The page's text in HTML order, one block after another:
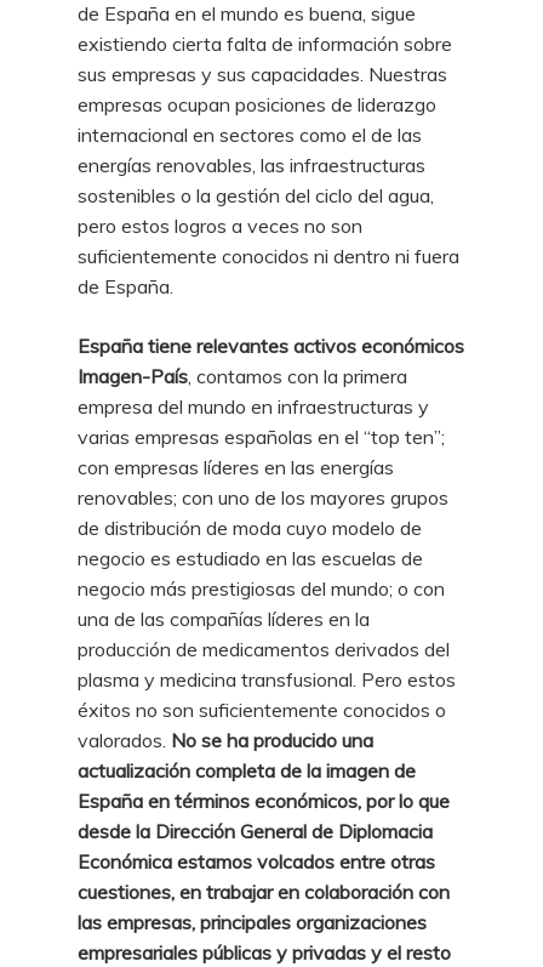
de España en el mundo es buena, sigue
existiendo cierta falta de información sobre
sus empresas y sus capacidades. Nuestras
empresas ocupan posiciones de liderazgo
internacional en sectores como el de las
energías renovables, las infraestructuras
sostenibles o la gestión del ciclo del agua,
pero estos logros a veces no son
suficientemente conocidos ni dentro ni fuera
de España.
España tiene relevantes activos económicos
Imagen-País, contamos con la primera
empresa del mundo en infraestructuras y
varias empresas españolas en el “top ten”;
con empresas líderes en las energías
renovables; con uno de los mayores grupos
de distribución de moda cuyo modelo de
negocio es estudiado en las escuelas de
negocio más prestigiosas del mundo; o con
una de las compañías líderes en la
producción de medicamentos derivados del
plasma y medicina transfusional. Pero estos
éxitos no son suficientemente conocidos o
valorados. No se ha producido una
actualización completa de la imagen de
España en términos económicos, por lo que
desde la Dirección General de Diplomacia
Económica estamos volcados entre otras
cuestiones, en trabajar en colaboración con
las empresas, principales organizaciones
empresariales públicas y privadas y el resto